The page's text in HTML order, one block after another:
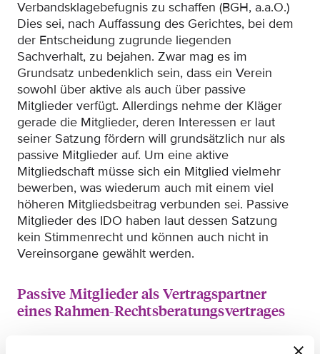
Verbandsklagebefugnis zu schaffen (BGH, a.a.O.)
Dies sei, nach Auffassung des Gerichtes, bei dem
der Entscheidung zugrunde liegenden
Sachverhalt, zu bejahen. Zwar mag es im
Grundsatz unbedenklich sein, dass ein Verein
sowohl über aktive als auch über passive
Mitglieder verfügt. Allerdings nehme der Kläger
gerade die Mitglieder, deren Interessen er laut
seiner Satzung fördern will grundsätzlich nur als
passive Mitglieder auf. Um eine aktive
Mitgliedschaft müsse sich ein Mitglied vielmehr
bewerben, was wiederum auch mit einem viel
höheren Mitgliedsbeitrag verbunden sei. Passive
Mitglieder des IDO haben laut dessen Satzung
kein Stimmenrecht und können auch nicht in
Vereinsorgane gewählt werden.
Passive Mitglieder als Vertragspartner
eines Rahmen-Rechtsberatungsvertrages